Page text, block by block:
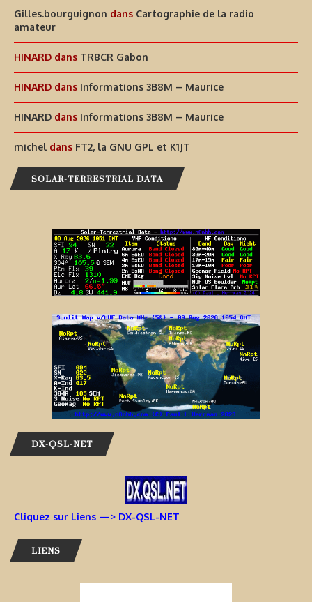
Gilles.bourguignon dans Cartographie de la radio
amateur
HINARD dans TR8CR Gabon
HINARD dans Informations 3B8M – Maurice
HINARD dans Informations 3B8M – Maurice
michel dans FT2, la GNU GPL et K1JT
SOLAR-TERRESTRIAL DATA
DX-QSL-NET
Cliquez sur Liens —> DX-QSL-NET
LIENS